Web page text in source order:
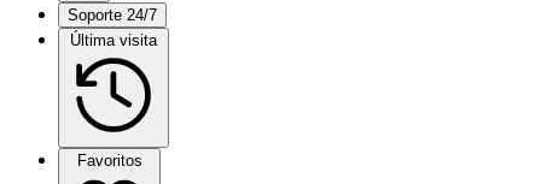
Soporte 24/7
Última visita
Favoritos